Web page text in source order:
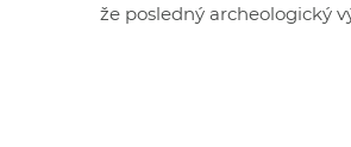
že posledný archeologický